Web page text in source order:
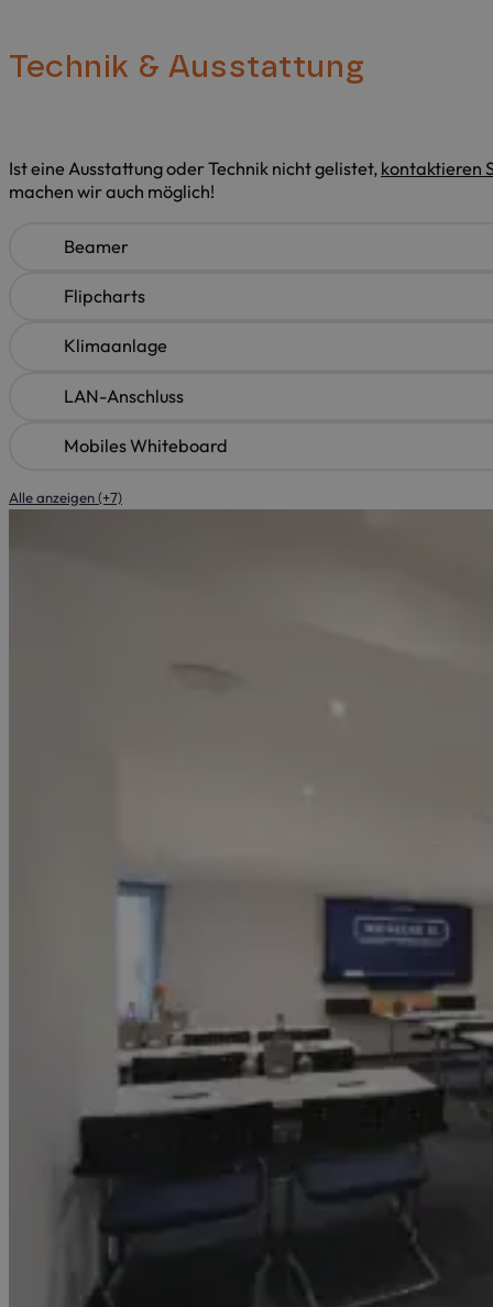
Technik & Ausstattung
Ist eine Ausstattung oder Technik nicht gelistet, kontaktieren
machen wir auch möglich!
Beamer
Flipcharts
Klimaanlage
LAN-Anschluss
Mobiles Whiteboard
Alle anzeigen (+7)